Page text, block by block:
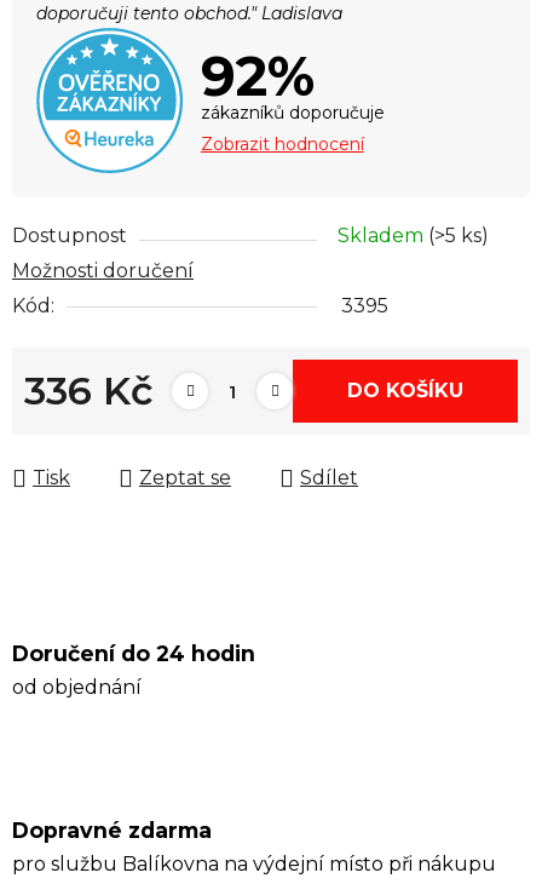
doporučuji tento obchod." Ladislava
92%
zákazníků doporučuje
Zobrazit hodnocení
Dostupnost Skladem (>5 ks)
Možnosti doručení
Kód:
3395
336 Kč DO KOŠÍKU
Tisk Zeptat se Sdílet
Doručení do 24 hodin
od objednání
Dopravné zdarma
pro službu Balíkovna na výdejní místo při nákupu